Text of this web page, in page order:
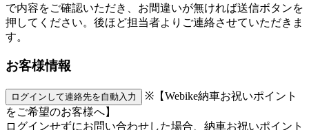
で内容をご確認いただき、お間違いが無ければ送信ボタンを
押してください。後ほど担当者よりご連絡させていただきま
す。
お客様情報
ログインして連絡先を自動入力
※【Webike納車お祝いポイント
をご希望のお客様へ】
ログインせずにお問い合わせした場合、納車お祝いポイント